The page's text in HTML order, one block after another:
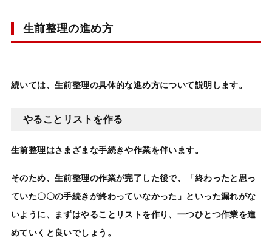
生前整理の進め方
続いては、生前整理の具体的な進め方について説明します。
やることリストを作る
生前整理はさまざまな手続きや作業を伴います。
そのため、生前整理の作業が完了した後で、「終わったと思っ
ていた〇〇の手続きが終わっていなかった」といった漏れがな
いように、まずはやることリストを作り、一つひとつ作業を進
めていくと良いでしょう。